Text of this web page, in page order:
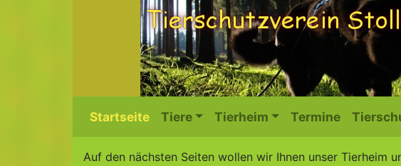
Startseite Tiere Tierheim Termine
Auf den nächsten Seiten wollen wir Ihnen unser Tierheim